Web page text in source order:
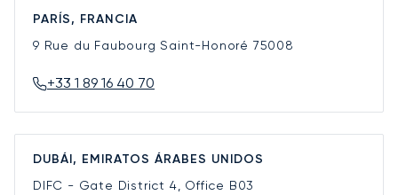
PARÍS, FRANCIA
9 Rue du Faubourg Saint-Honoré 75008
+33 1 89 16 40 70
DUBÁI, EMIRATOS ÁRABES UNIDOS
DIFC - Gate District 4, Office B03